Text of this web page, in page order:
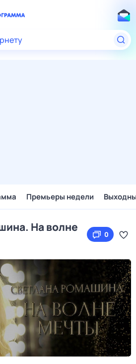
Премьеры недели
На волне
0